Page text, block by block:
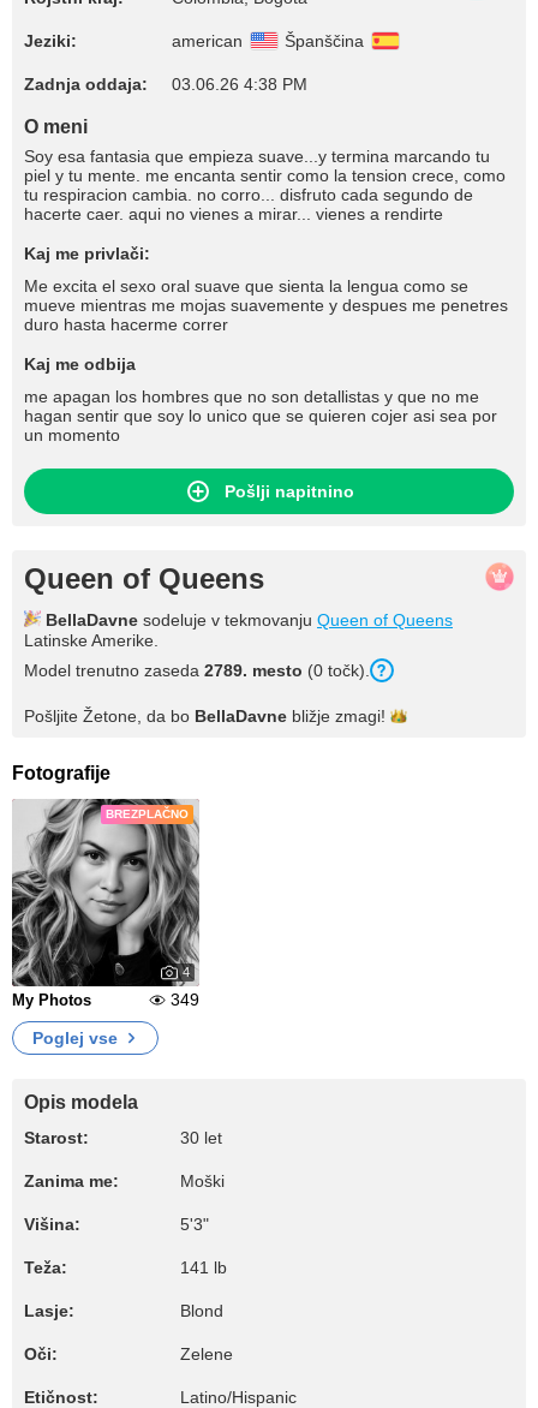
Jeziki: american Španščina
Zadnja oddaja: 03.06.26 4:38 PM
O meni
Soy esa fantasia que empieza suave...y termina marcando tu
piel y tu mente. me encanta sentir como la tension crece, como
tu respiracion cambia. no corro... disfruto cada segundo de
hacerte caer. aqui no vienes a mirar... vienes a rendirte
Kaj me privlači:
Me excita el sexo oral suave que sienta la lengua como se
mueve mientras me mojas suavemente y despues me penetres
duro hasta hacerme correr
Kaj me odbija
me apagan los hombres que no son detallistas y que no me
hagan sentir que soy lo unico que se quieren cojer asi sea por
un momento
Pošlji napitnino
Queen of Queens
BellaDavne sodeluje v tekmovanju Queen of Queens
Latinske Amerike.
Model trenutno zaseda 2789. mesto (0 točk).
Pošljite Žetone, da bo BellaDavne bližje zmagi!
Fotografije
BREZPLAČNO
4
My Photos
349
Poglej vse
Opis modela
Starost: 30 let
Zanima me: Moški
Višina: 5'3"
Teža: 141 lb
Lasje: Blond
Oči: Zelene
Etičnost: Latino/Hispanic